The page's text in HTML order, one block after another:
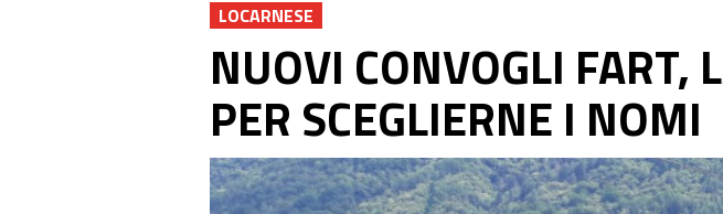
LOCARNESE
NUOVI CONVOGLI FART,
PER SCEGLIERNE I NOMI